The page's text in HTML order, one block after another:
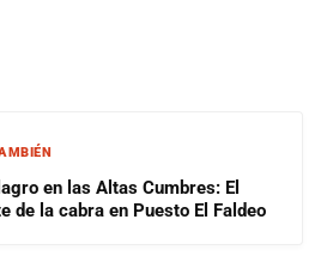
en las Altas Cumbres: El
de la cabra en Puesto El Faldeo